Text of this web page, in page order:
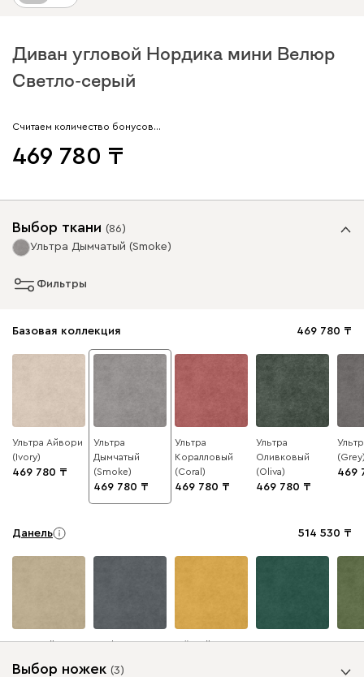
Диван угловой Нордика мини Велюр
Светло-серый
Считаем количество бонусов…
469 780
Выбор ткани (86)
Ультра Дымчатый (Smoke)
Фильтры
Базовая коллекция 469 780
Ультра Айвори
(Ivory)
469 780
Ультра
Дымчатый
(Smoke)
469 780
Ультра
Коралловый
(Coral)
469 780
Ультра
Оливковый
(Oliva)
469 780
469
Данель 514 530
Бежевый Графит Жёлтый Изумруд
Выбор ножек (3)